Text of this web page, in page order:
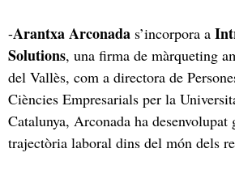
-Arantxa Arconada s’incorpora a
Solutions, una firma de màrqueting
del Vallès, com a directora de
Ciències Empresarials per la
Catalunya, Arconada ha desenvolupat
trajectòria laboral dins del món dels